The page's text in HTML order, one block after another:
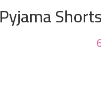
Pyjama